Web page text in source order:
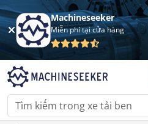
Machineseeker
Miễn phí tại cửa hàng